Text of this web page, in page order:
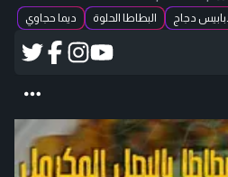
دجاج البطاطا الحلوة ديما حجاوي